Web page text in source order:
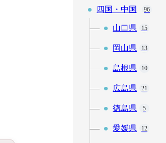
四国・中国 96
山口県 15
岡山県 13
島根県 10
広島県 21
徳島県 5
愛媛県 12